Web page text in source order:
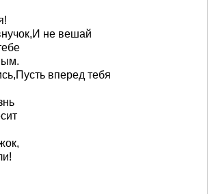
не вешай
вперед тебя